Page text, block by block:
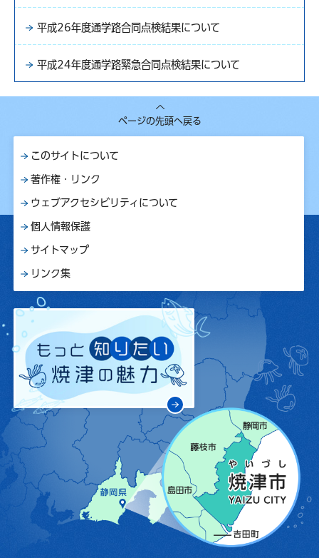
平成26年度通学路合同点検結果について
平成24年度通学路緊急合同点検結果について
ページの先頭へ戻る
このサイトについて
著作権・リンク
ウェブアクセシビリティについて
個人情報保護
サイトマップ
リンク集